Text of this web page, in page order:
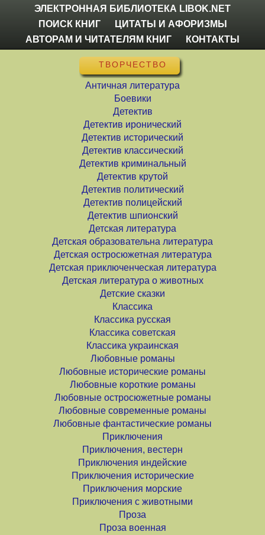
ЭЛЕКТРОННАЯ БИБЛИОТЕКА LIBOK.NET
ПОИСК КНИГ
ЦИТАТЫ И АФОРИЗМЫ
АВТОРАМ И ЧИТАТЕЛЯМ КНИГ
КОНТАКТЫ
ТВОРЧЕСТВО
Античная литература
Боевики
Детектив
Детектив иронический
Детектив исторический
Детектив классический
Детектив криминальный
Детектив крутой
Детектив политический
Детектив полицейский
Детектив шпионский
Детская литература
Детская образовательна литература
Детская остросюжетная литература
Детская приключенческая литература
Детская литература о животных
Детские сказки
Классика
Классика русская
Классика советская
Классика украинская
Любовные романы
Любовные исторические романы
Любовные короткие романы
Любовные остросюжетные романы
Любовные современные романы
Любовные фантастические романы
Приключения
Приключения, вестерн
Приключения индейские
Приключения исторические
Приключения морские
Приключения с животными
Проза
Проза военная